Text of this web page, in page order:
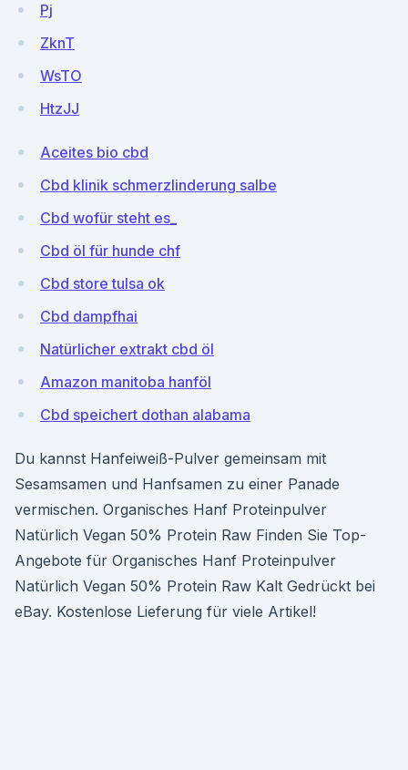
Pj
ZknT
WsTO
HtzJJ
Aceites bio cbd
Cbd klinik schmerzlinderung salbe
Cbd wofür steht es_
Cbd öl für hunde chf
Cbd store tulsa ok
Cbd dampfhai
Natürlicher extrakt cbd öl
Amazon manitoba hanföl
Cbd speichert dothan alabama
Du kannst Hanfeiweiß-Pulver gemeinsam mit
Sesamsamen und Hanfsamen zu einer Panade
vermischen. Organisches Hanf Proteinpulver
Natürlich Vegan 50% Protein Raw Finden Sie Top-
Angebote für Organisches Hanf Proteinpulver
Natürlich Vegan 50% Protein Raw Kalt Gedrückt bei
eBay. Kostenlose Lieferung für viele Artikel!